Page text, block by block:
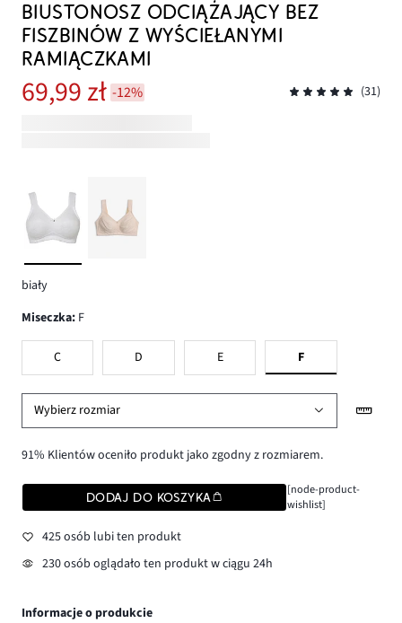
BIUSTONOSZ ODCIĄŻAJĄCY BEZ
FISZBINÓW Z WYŚCIEŁANYMI
RAMIĄCZKAMI
69,99 zł -12% (31)
biały
Miseczka: F
C D E F
Wybierz rozmiar
91% Klientów oceniło produkt jako zgodny z rozmiarem.
DODAJ DO KOSZYKA
[node-product-
wishlist]
425 osób lubi ten produkt
230 osób oglądało ten produkt w ciągu 24h
Informacje o produkcie